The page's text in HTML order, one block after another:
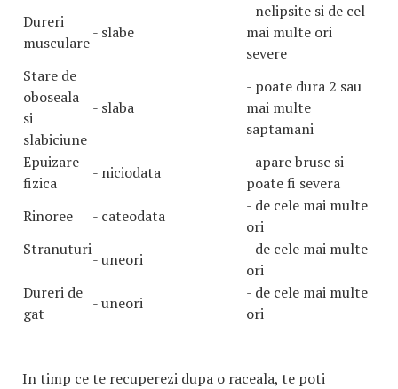
Dureri
musculare
- slabe
- nelipsite si de cel
mai multe ori
severe
Stare de
oboseala
si
slabiciune
- slaba
- poate dura 2 sau
mai multe
saptamani
Epuizare
fizica
- niciodata
- apare brusc si
poate fi severa
Rinoree
- cateodata
- de cele mai multe
ori
Stranuturi
- uneori
- de cele mai multe
ori
Dureri de
gat
- uneori
- de cele mai multe
ori
In timp ce te recuperezi dupa o raceala, te poti